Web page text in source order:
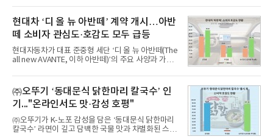
디교육, 대교, 디지
이 순으로 뒤를 이었다.7일 한국기업평판연구소(소장
구창환)는 산업통상자원부 공공기관 41개 브랜드를
대상으로 지난 7월 7일부터 8월 7일까지 수집된 소비
자 빅데이터 91,102,549건을 분석한 결과, 한국전력
공사가 브랜드평판지수 10,670,633을 기록하며 8월
1위에 올랐다고 밝혔다. 분석에 활용된 빅데이터는 지
난 7월(88,893,823건) 대비 2.48% 증가한 수치다.연
수력원자력, 한국석
현대차 ‘디 올 뉴 아반떼’ 계약 개시…아반
떼 소비자 관심도·호감도 모두 급등
현대자동차가 대표 준중형 세단 ‘디 올 뉴 아반떼(The
all new AVANTE, 이하 아반떼)’의 주요 사양과 가격
떼는 6년 만에 선보이는 8세대 완전변경 모델로, ▲정
교한 선과 면을 중심으로 완성한 파격적인 디자인 ▲
과거 중형 세단 수준으로 확대된 차체 제원 ▲글로벌
최고 수준의 안전성 ▲성능과 효율을 동시에 높인 주
행 완성도 ▲첨단 편의 및 디지털 사양 적용 등을 통해
글로벌 준중형 세단의 새로운 기준을 세웠다.아반떼
는 가솔린 2.0과 1.6 하이브리드 두 가지 파워트레인
㈜오뚜기 ‘동대문식 닭한마리 칼국수’ 인
기..."온라인서도 맛·감성 호평"
㈜오뚜기가 K-노포 감성을 담은 ‘동대문식 닭한마리
칼국수’ 라면이 깊고 담백한 국물 맛과 차별화된 스토